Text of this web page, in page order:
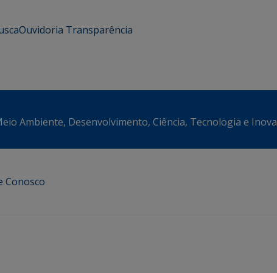
Ouvidoria Transparência
Ambiente, Desenvolvimento, Ciência, Tecnologia e
Conosco